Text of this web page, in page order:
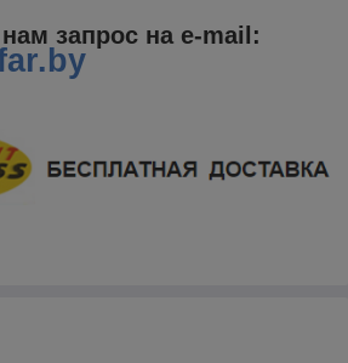
запрос на e-mail :